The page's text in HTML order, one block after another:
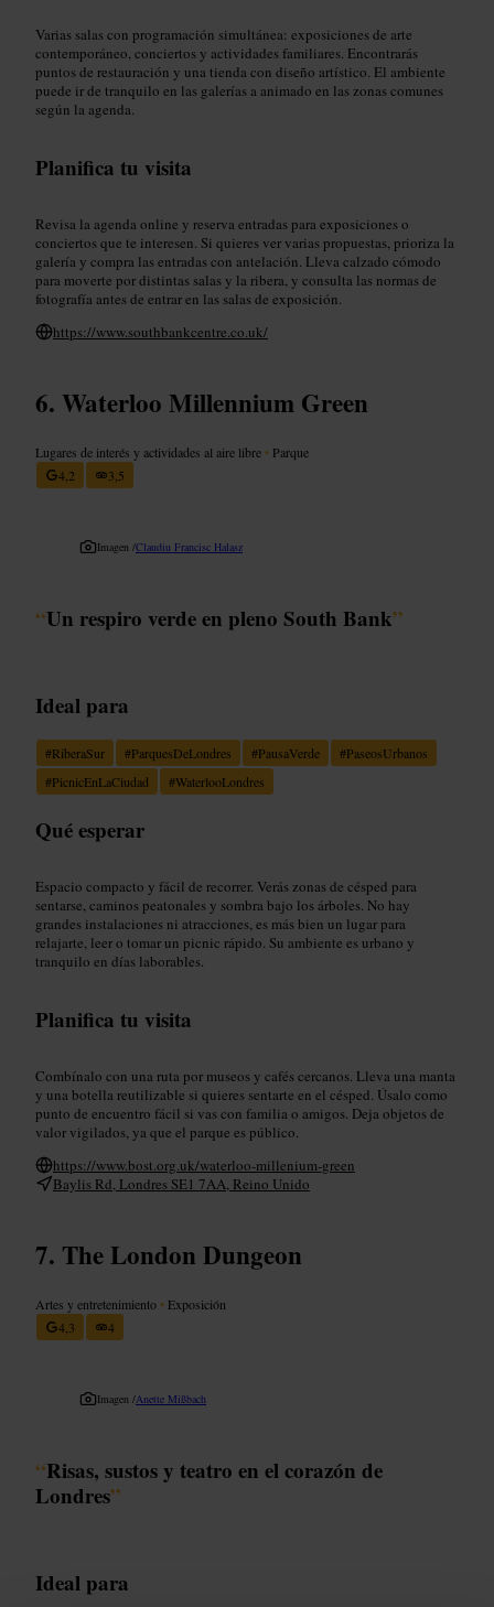
Varias salas con programación simultánea: exposiciones de arte
contemporáneo, conciertos y actividades familiares. Encontrarás
puntos de restauración y una tienda con diseño artístico. El ambiente
puede ir de tranquilo en las galerías a animado en las zonas comunes
según la agenda.
Planifica tu visita
Revisa la agenda online y reserva entradas para exposiciones o
conciertos que te interesen. Si quieres ver varias propuestas, prioriza la
galería y compra las entradas con antelación. Lleva calzado cómodo
para moverte por distintas salas y la ribera, y consulta las normas de
fotografía antes de entrar en las salas de exposición.
https://www.southbankcentre.co.uk/
Waterloo Millennium Green
Lugares de interés y actividades al aire libre • Parque
4,2
3,5
Imagen /Claudiu Francisc Halasz
“Un respiro verde en pleno South Bank”
Ideal para
#RiberaSur #ParquesDeLondres #PausaVerde #PaseosUrbanos
#PicnicEnLaCiudad #WaterlooLondres
Qué esperar
Espacio compacto y fácil de recorrer. Verás zonas de césped para
sentarse, caminos peatonales y sombra bajo los árboles. No hay
grandes instalaciones ni atracciones, es más bien un lugar para
relajarte, leer o tomar un picnic rápido. Su ambiente es urbano y
tranquilo en días laborables.
Planifica tu visita
Combínalo con una ruta por museos y cafés cercanos. Lleva una manta
y una botella reutilizable si quieres sentarte en el césped. Úsalo como
punto de encuentro fácil si vas con familia o amigos. Deja objetos de
valor vigilados, ya que el parque es público.
https://www.bost.org.uk/waterloo-millenium-green
Baylis Rd, Londres SE1 7AA, Reino Unido
The London Dungeon
Artes y entretenimiento • Exposición
4,3
4
Imagen /Anette Mißbach
“Risas, sustos y teatro en el corazón de
Londres”
Ideal para